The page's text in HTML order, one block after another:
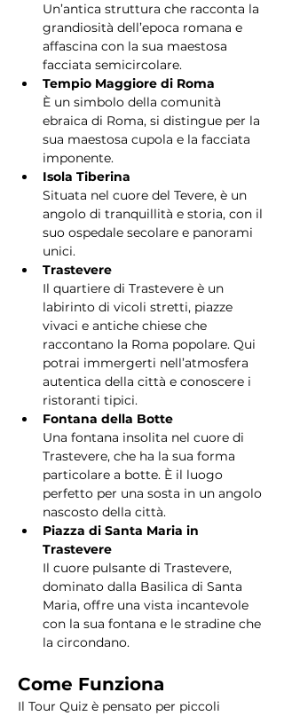
Un’antica struttura che racconta la
grandiosità dell’epoca romana e
affascina con la sua maestosa
facciata semicircolare.
Tempio Maggiore di Roma
È un simbolo della comunità
ebraica di Roma, si distingue per la
sua maestosa cupola e la facciata
imponente.
Isola Tiberina
Situata nel cuore del Tevere, è un
angolo di tranquillità e storia, con il
suo ospedale secolare e panorami
unici.
Trastevere
Il quartiere di Trastevere è un
labirinto di vicoli stretti, piazze
vivaci e antiche chiese che
raccontano la Roma popolare. Qui
potrai immergerti nell’atmosfera
autentica della città e conoscere i
ristoranti tipici.
Fontana della Botte
Una fontana insolita nel cuore di
Trastevere, che ha la sua forma
particolare a botte. È il luogo
perfetto per una sosta in un angolo
nascosto della città.
Piazza di Santa Maria in
Trastevere
Il cuore pulsante di Trastevere,
dominato dalla Basilica di Santa
Maria, offre una vista incantevole
con la sua fontana e le stradine che
la circondano.
Come Funziona
Il Tour Quiz è pensato per piccoli